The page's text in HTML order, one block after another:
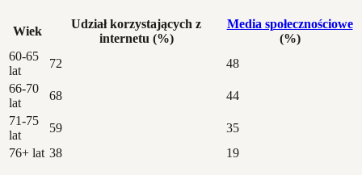
Wiek
Udział korzystających z
internetu (%)
Media społecznościowe
(%)
60-65
lat
72
48
66-70
lat
68
44
71-75
lat
59
35
76+ lat 38 19